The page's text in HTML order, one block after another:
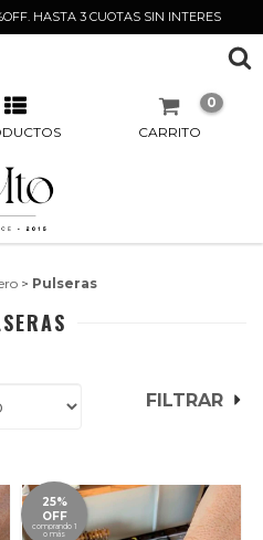
HASTA 3 CUOTAS SIN INTERES
CARRITO
0
> Pulseras
FILTRAR
25%
OFF
comprando 1
o más